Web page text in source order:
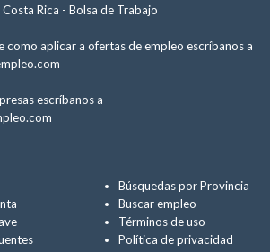
Rica - Bolsa de Trabajo
como aplicar a ofertas de empleo escríbanos a
escríbanos a
Búsquedas por Provincia
Buscar empleo
Términos de uso
Política de privacidad